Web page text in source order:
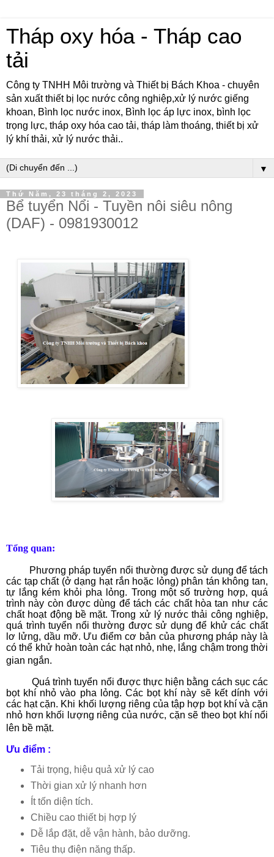
Tháp oxy hóa - Tháp cao
tải
Công ty TNHH Môi trường và Thiết bị Bách Khoa - chuyên
sản xuất thiết bị lọc nước công nghiệp,xử lý nước giếng
khoan, Bình lọc nước inox, Bình lọc áp lực inox, bình lọc
trọng lực, tháp oxy hóa cao tải, tháp làm thoáng, thiết bị xử
lý khí thải, xử lý nước thải..
▼
Thứ Năm, 23 tháng 2, 2023
Bể tuyển Nổi - Tuyền nôi siêu nông
(DAF) - 0981930012
Tổng quan:
Phương pháp tuyển nổi thường được sử dụng để tách
các tạp chất (ở dạng hạt rắn hoặc lỏng) phân tán không tan,
tự lắng kém khỏi pha lỏng. Trong một số trường hợp, quá
trình này còn được dùng để tách các chất hòa tan như các
chất hoạt động bề mặt. Trong xử lý nước thải công nghiệp,
quá trình tuyển nổi thường được sử dụng để khử các chất
lơ lửng, dầu mỡ. Ưu điểm cơ bản của phương pháp này là
có thể khử hoàn toàn các hạt nhỏ, nhẹ, lắng chậm trong thời
gian ngắn.
Quá trình tuyển nổi được thực hiện bằng cách sục các
bọt khí nhỏ vào pha lỏng. Các bọt khí này sẽ kết dính với
các hạt cặn. Khi khối lượng riêng của tập hợp bọt khí và cặn
nhỏ hơn khối lượng riêng của nước, cặn sẽ theo bọt khí nổi
lên bề mặt.
Ưu điểm :
Tải trọng, hiệu quả xử lý cao
Thời gian xử lý nhanh hơn
Ít tốn diện tích.
Chiều cao thiết bị hợp lý
Dễ lắp đặt, dễ vận hành, bảo dưỡng.
Tiêu thụ điện năng thấp.